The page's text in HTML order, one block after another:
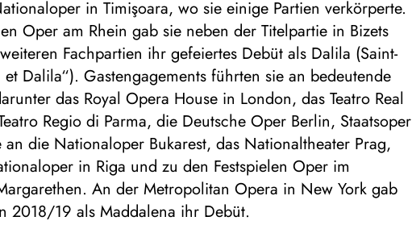
in Timişoara, wo sie einige Partien verkörperte.
Oper am Rhein gab sie neben der Titelpartie in Bizets
Fachpartien ihr gefeiertes Debüt als Dalila (Saint-
et Dalila“). Gastengagements führten sie an bedeutende
das Royal Opera House in London, das Teatro Real
Regio di Parma, die Deutsche Oper Berlin, Staatsoper
die Nationaloper Bukarest, das Nationaltheater Prag,
in Riga und zu den Festspielen Oper im
An der Metropolitan Opera in New York gab
2018/19 als Maddalena ihr Debüt.